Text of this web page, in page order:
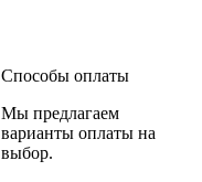
Способы оплаты
Мы предлагаем
варианты оплаты на
выбор.